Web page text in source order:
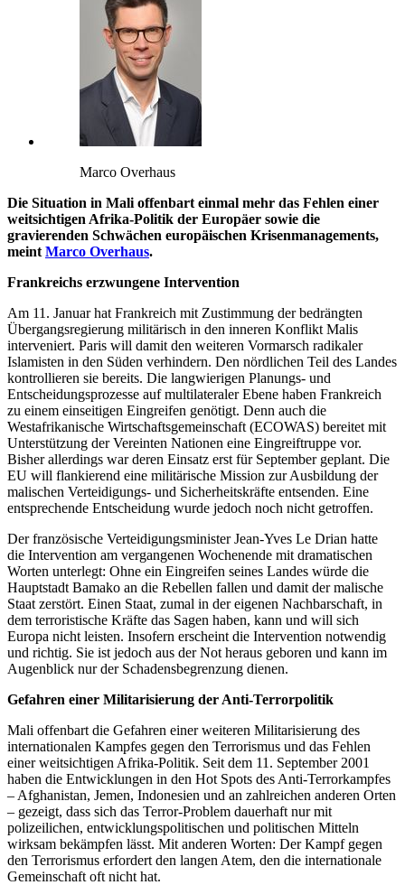
Marco Overhaus
Die Situation in Mali offenbart einmal mehr das Fehlen einer
weitsichtigen Afrika-Politik der Europäer sowie die
gravierenden Schwächen europäischen Krisenmanagements,
meint Marco Overhaus.
Frankreichs erzwungene Intervention
Am 11. Januar hat Frankreich mit Zustimmung der bedrängten
Übergangsregierung militärisch in den inneren Konflikt Malis
interveniert. Paris will damit den weiteren Vormarsch radikaler
Islamisten in den Süden verhindern. Den nördlichen Teil des Landes
kontrollieren sie bereits. Die langwierigen Planungs- und
Entscheidungsprozesse auf multilateraler Ebene haben Frankreich
zu einem einseitigen Eingreifen genötigt. Denn auch die
Westafrikanische Wirtschaftsgemeinschaft (ECOWAS) bereitet mit
Unterstützung der Vereinten Nationen eine Eingreiftruppe vor.
Bisher allerdings war deren Einsatz erst für September geplant. Die
EU will flankierend eine militärische Mission zur Ausbildung der
malischen Verteidigungs- und Sicherheitskräfte entsenden. Eine
entsprechende Entscheidung wurde jedoch noch nicht getroffen.
Der französische Verteidigungsminister Jean-Yves Le Drian hatte
die Intervention am vergangenen Wochenende mit dramatischen
Worten unterlegt: Ohne ein Eingreifen seines Landes würde die
Hauptstadt Bamako an die Rebellen fallen und damit der malische
Staat zerstört. Einen Staat, zumal in der eigenen Nachbarschaft, in
dem terroristische Kräfte das Sagen haben, kann und will sich
Europa nicht leisten. Insofern erscheint die Intervention notwendig
und richtig. Sie ist jedoch aus der Not heraus geboren und kann im
Augenblick nur der Schadensbegrenzung dienen.
Gefahren einer Militarisierung der Anti-Terrorpolitik
Mali offenbart die Gefahren einer weiteren Militarisierung des
internationalen Kampfes gegen den Terrorismus und das Fehlen
einer weitsichtigen Afrika-Politik. Seit dem 11. September 2001
haben die Entwicklungen in den Hot Spots des Anti-Terrorkampfes
– Afghanistan, Jemen, Indonesien und an zahlreichen anderen Orten
– gezeigt, dass sich das Terror-Problem dauerhaft nur mit
polizeilichen, entwicklungspolitischen und politischen Mitteln
wirksam bekämpfen lässt. Mit anderen Worten: Der Kampf gegen
den Terrorismus erfordert den langen Atem, den die internationale
Gemeinschaft oft nicht hat.